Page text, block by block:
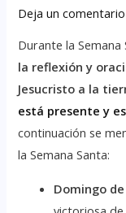
Deja un comentario
Durante la Semana
la reflexión y
Jesucristo a la
está presente y
continuación se
la Semana Santa:
Domingo de